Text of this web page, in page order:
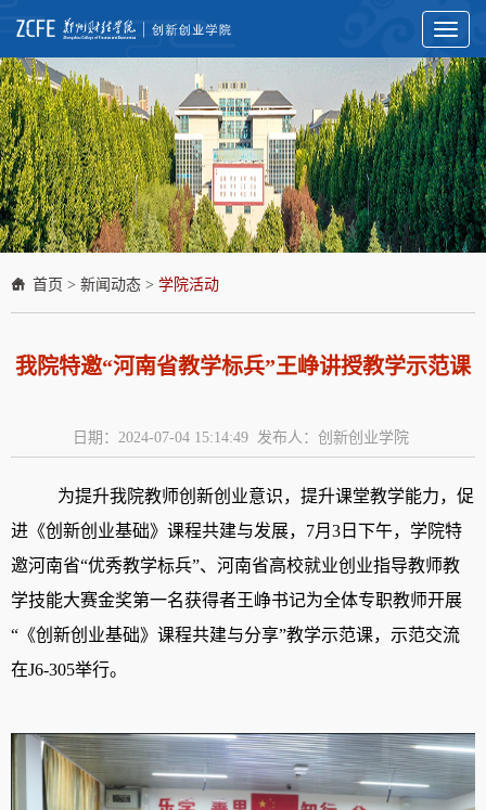
Toggle
首页 > 新闻动态 > 学院活动
我院特邀“河南省教学标兵”王峥讲授教学示范课
日期：2024-07-04 15:14:49 发布人：创新创业学院
为提升我院教师创新创业意识， 提升课堂教学能力， 促
进 《创新创业基础》 课程共建与发展， 7月 3 日下午，学院特
邀河南省“优秀教学标兵”、 河南省高校就业创业指导教师教
学技能大赛金奖第一名获得者王峥书记为全体专职教师开展
“《创新创业基础》 课程共建与分享”教学示范课，示范交流
在J6-305举行。